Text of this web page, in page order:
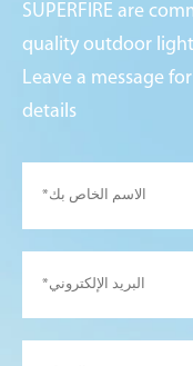
SUPERFIRE are
quality outdoor
Leave a message
details